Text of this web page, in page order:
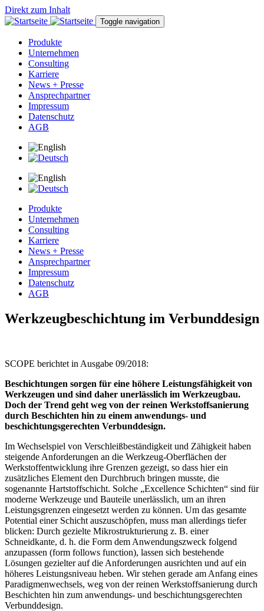
Direkt zum Inhalt
Toggle navigation
Produkte
Unternehmen
Consulting
Karriere
News + Presse
Ansprechpartner
Impressum
Datenschutz
AGB
Produkte
Unternehmen
Consulting
Karriere
News + Presse
Ansprechpartner
Impressum
Datenschutz
AGB
Werkzeugbeschichtung im Verbunddesign
SCOPE berichtet in Ausgabe 09/2018:
Beschichtungen sorgen für eine höhere Leistungsfähigkeit von
Werkzeugen und sind daher unerlässlich im Werkzeugbau.
Doch der Trend geht weg von der reinen Werkstoffsanierung
durch Beschichten hin zu einem anwendungs- und
beschichtungsgerechten Verbunddesign.
Im Wechselspiel von Verschleißbeständigkeit und Zähigkeit haben
steigende Anforderungen an die Werkzeug-Oberflächen der
Werkstoffentwicklung ihre Grenzen gezeigt, so dass hier ein
zusätzliches Element den Durchbruch bringen musste, die
sogenannte Hartstoffschicht. Solche „Excellence Schichten“ sind für
moderne Werkzeuge und Bauteile unerlässlich, um an ihren
Leistungsgrenzen eingesetzt werden zu können. Um das gesamte
Potential einer Schicht auszuschöpfen, muss man allerdings tiefer
blicken: Durch gezielte Mikrostrukturierung z. B. einer
Schneidkante, d. h. die Form dem Anwendungszweck folgend
anzupassen (form follows function), lassen sich bestehende
Lösungen gezielter auf die Anforderungen ausrichten und auf ein
höheres Leistungsniveau heben. Wir stehen gerade am Anfang eines
Paradigmenwechsels, weg von der reinen Werkstoffsanierung durch
Beschichten hin zum anwendungs- und beschichtungsgerechten
Verbunddesign.